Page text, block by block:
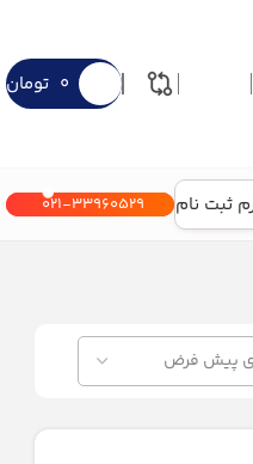
0 تومان
ثبت نام 021-33960529